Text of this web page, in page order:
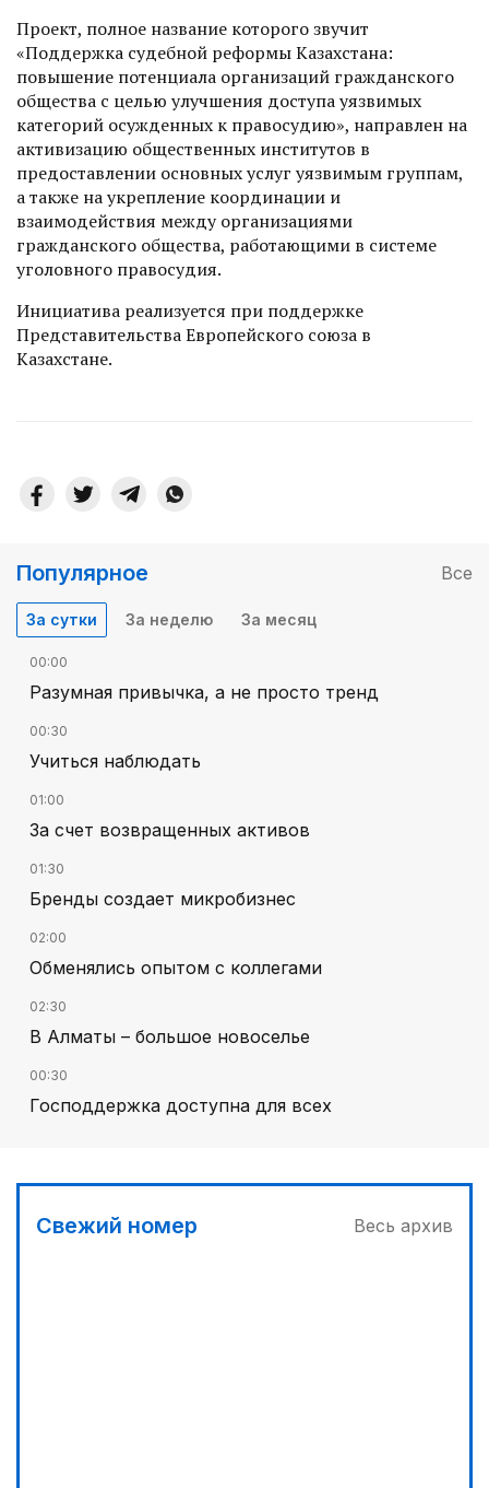
Проект, полное название которого звучит
«Поддержка судебной реформы Казахстана:
повышение потенциала организаций гражданского
общества с целью улучшения доступа уязвимых
категорий осужденных к правосудию», направлен на
активизацию общественных институтов в
предоставлении основных услуг уязвимым группам,
а также на укрепление коор­динации и
взаимодействия между организациями
гражданского общества, работающими в системе
уголовного правосудия.
Инициатива реализуется при поддержке
Представительства Европейского союза в
Казахстане.
Популярное Все
За сутки За неделю За месяц
00:00
Разумная привычка, а не просто тренд
00:30
Учиться наблюдать
01:00
За счет возвращенных активов
01:30
Бренды создает микробизнес
02:00
Обменялись опытом с коллегами
02:30
В Алматы – большое новоселье
00:30
Господдержка доступна для всех
Продолжаются инспекционные поездки
Свежий номер Весь архив